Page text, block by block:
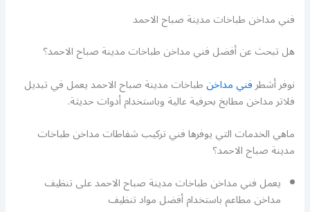
فني مداخن طباخات مدينة صباح الاحمد
هل تبحث عن أفضل فني مداخن طباخات مدينة صباح الاحمد؟
نوفر أشطرفني مداخنطباخات مدينة صباح الاحمد يعمل في تبديل
فلاتر مداخن مطابخ بحرفية عالية وباستخدام أدوات حديثة.
ماهي الخدمات التي يوفرها فني تركيب شفاطات مداخن طباخات
مدينة صباح الاحمد؟
يعمل فني مداخن طباخات مدينة صباح الاحمد على تنظيف
مداخن مطاعم باستخدام أفضل مواد تنظيف